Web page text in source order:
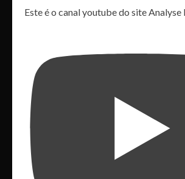
Este é o canal youtube do site